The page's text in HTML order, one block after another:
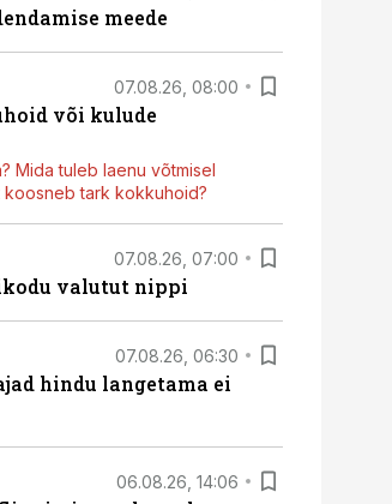
meede
07.08.26, 08:00
või kulude
Mida tuleb laenu võtmisel
tark kokkuhoid?
07.08.26, 07:00
valutut nippi
07.08.26, 06:30
hindu langetama ei
06.08.26, 14:06